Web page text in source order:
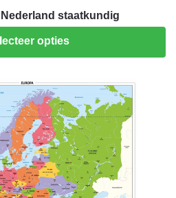
staatkundig
opties